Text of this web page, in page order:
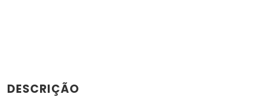
DESCRIÇÃO